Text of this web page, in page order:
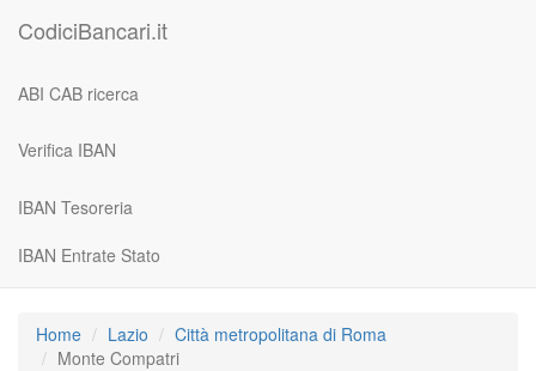
CodiciBancari.it
ABI CAB ricerca
Verifica IBAN
IBAN Tesoreria
IBAN Entrate Stato
Home Lazio
Città metropolitana di Roma
Monte Compatri